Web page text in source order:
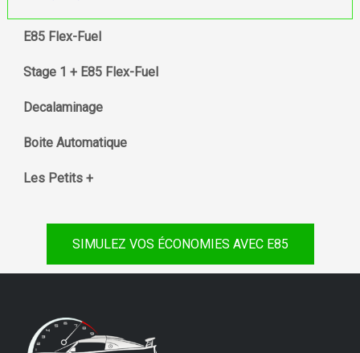
E85 Flex-Fuel
Stage 1 + E85 Flex-Fuel
Decalaminage
Boite Automatique
Les Petits +
SIMULEZ VOS ÉCONOMIES AVEC E85